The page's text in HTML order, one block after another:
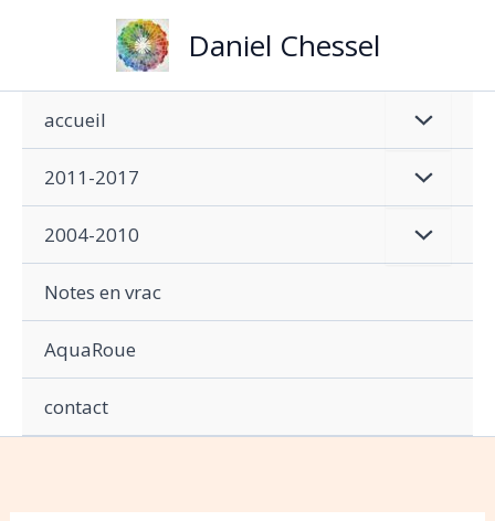
Daniel Chessel
accueil
2011-2017
2004-2010
Notes en vrac
AquaRoue
contact